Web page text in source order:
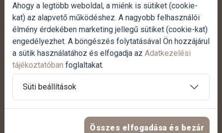
NYITVATARTÁS:
Hétfőtől-péntekig:07:00 - 17:00
Szombaton:07:30 - 12:00
Vasárnap:Zárva
Termék reklamáció bejelentése
Panasz bejelentése
Ahogy a legtöbb weboldal, a miénk is sütiket (cookie-
kat) az alapvető működéshez. A nagyobb felhasználói
élmény érdekében marketing jellegű sütiket (cookie-kat)
engedélyezhet. A böngészés folytatásával Ön hozzájárul
a sütik használatához és elfogadja az Adatkezelési
tájékoztatóban foglaltakat.
Süti beállítások
Összes elfogadása és bezár